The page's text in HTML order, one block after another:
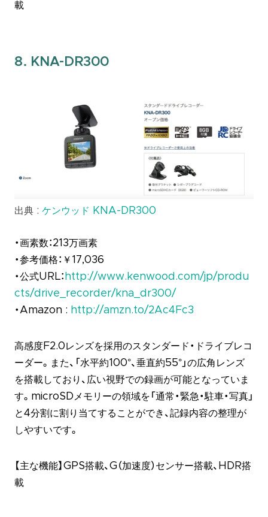
載
8. KNA-DR300
出典 : ケンウッド KNA-DR300
・画素数：213万画素
・参考価格：￥17,036
・公式URL： http://www.kenwood.com/jp/produ
cts/drive_recorder/kna_dr300/
・Amazon : http://amzn.to/2Ac4Fc3
高感度F2.0レンズを採用のスタンダード・ドライブレコ
ーダー。また、「水平約100°、垂直約55°」の広角レンズ
を搭載しており、広い視野での録画が可能となっていま
す。microSDメモリーの領域を「通常・緊急・駐車・写真」
と4分割に割り当てすることができ、記録内容の整理が
しやすいです。
【主な機能】GPS搭載、G（加速度）センサー搭載、HDR搭
載